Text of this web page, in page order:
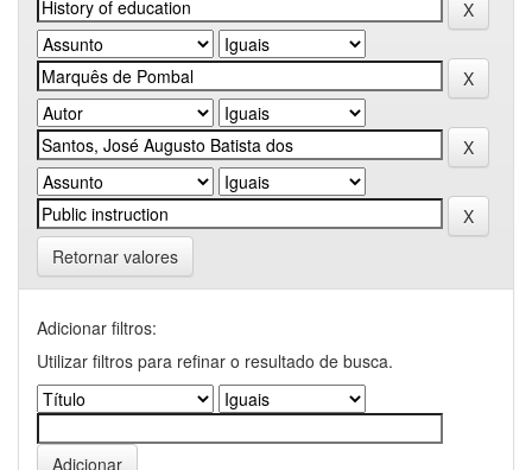
Retornar valores
Adicionar filtros:
Utilizar filtros para refinar o resultado de busca.